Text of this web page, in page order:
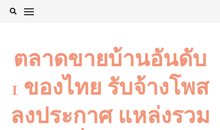
Skip
ตลาดขายบ้านอันดับ
1 ของไทย รับจ้างโพส
ลงประกาศ แหล่งรวม